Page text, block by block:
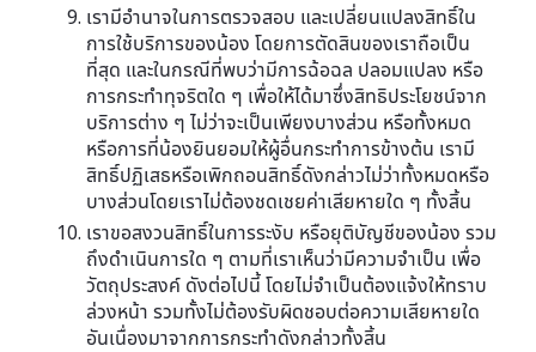
เรามีอำนาจในการตรวจสอบ และเปลี่ยนแปลงสิทธิ์ใน
การใช้บริการของน้อง โดยการตัดสินของเราถือเป็น
ที่สุด และในกรณีที่พบว่ามีการฉ้อฉล ปลอมแปลง หรือ
การกระทำทุจริตใด ๆ เพื่อให้ได้มาซึ่งสิทธิประโยชน์จาก
บริการต่าง ๆ ไม่ว่าจะเป็นเพียงบางส่วน หรือทั้งหมด
หรือการที่น้องยินยอมให้ผู้อื่นกระทำการข้างต้น เรามี
สิทธิ์ปฏิเสธหรือเพิกถอนสิทธิ์ดังกล่าวไม่ว่าทั้งหมดหรือ
บางส่วนโดยเราไม่ต้องชดเชยค่าเสียหายใด ๆ ทั้งสิ้น
เราขอสงวนสิทธิ์ในการระงับ หรือยุติบัญชีของน้อง รวม
ถึงดำเนินการใด ๆ ตามที่เราเห็นว่ามีความจำเป็น เพื่อ
วัตถุประสงค์ ดังต่อไปนี้ โดยไม่จำเป็นต้องแจ้งให้ทราบ
ล่วงหน้า รวมทั้งไม่ต้องรับผิดชอบต่อความเสียหายใด
อันเนื่องมาจากการกระทำดังกล่าวทั้งสิ้น